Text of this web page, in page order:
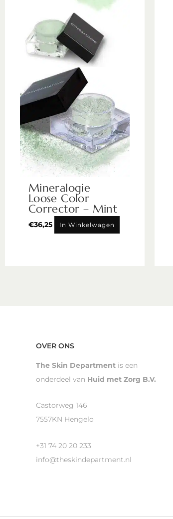
Mineralogie
Loose Color
Corrector – Mint
€36,25 In Winkelwagen
OVER ONS
The Skin Department is een
onderdeel van Huid met Zorg B.V.
Castorweg 146
7557KN Hengelo
+31 74 20 20 233
info@theskindepartment.nl